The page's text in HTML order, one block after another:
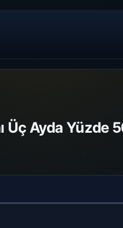
Üç Ayda Yüzde